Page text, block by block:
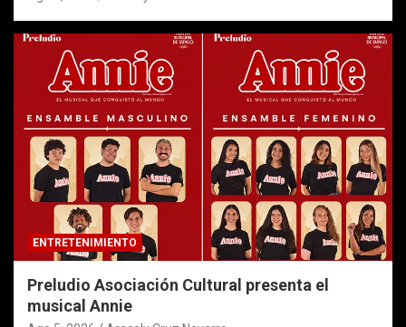
ENTRETENIMIENTO
Preludio Asociación Cultural presenta el
musical Annie